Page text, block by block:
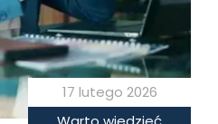
17 lutego 2026